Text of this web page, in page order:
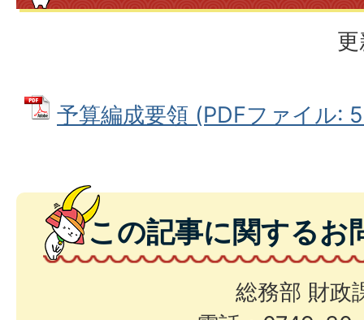
予算編成要領 (PDFファイル:
この記事に関するお
総務部 財政